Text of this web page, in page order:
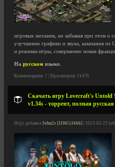
игровых механик, не забывая при этом о
улучшение графики и звука, кампания из
и режимы игры, совершенно новая
На русском языке.
Комментариев: 7 | Просмотров: 11470
Скачать игру Lovecraft's Untold
v1.34s - торрент, полная русская
Игру добавил John2s [11865|1666] | 2023-03-23